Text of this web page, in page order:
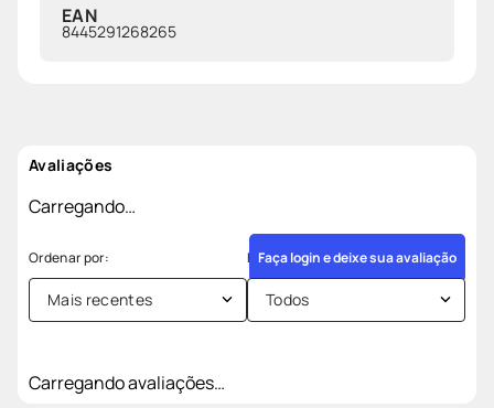
EAN
8445291268265
Avaliações
Carregando…
Faça login e deixe sua avaliação
Mais recentes Todos
Carregando avaliações…